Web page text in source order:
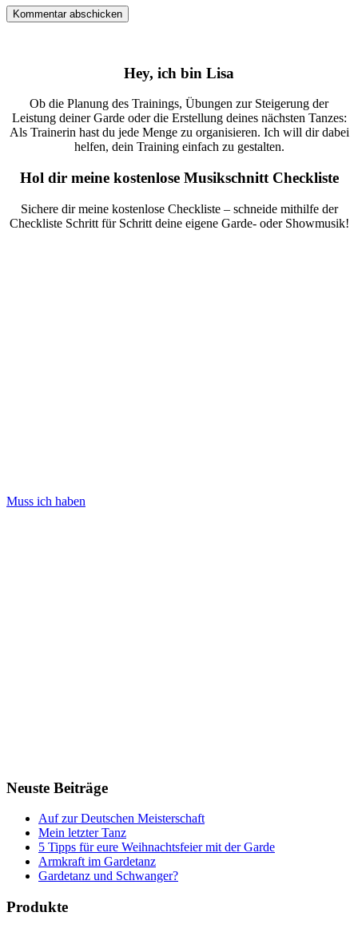
Hey, ich bin Lisa
Ob die Planung des Trainings, Übungen zur Steigerung der
Leistung deiner Garde oder die Erstellung deines nächsten Tanzes:
Als Trainerin hast du jede Menge zu organisieren. Ich will dir dabei
helfen, dein Training einfach zu gestalten.
Hol dir meine kostenlose Musikschnitt Checkliste
Sichere dir meine kostenlose Checkliste – schneide mithilfe der
Checkliste Schritt für Schritt deine eigene Garde- oder Showmusik!
Muss ich haben
Neuste Beiträge
Auf zur Deutschen Meisterschaft
Mein letzter Tanz
5 Tipps für eure Weihnachtsfeier mit der Garde
Armkraft im Gardetanz
Gardetanz und Schwanger?
Produkte